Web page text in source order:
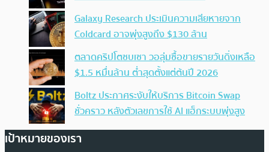
Galaxy Research ประเมินความเสียหายจาก
Coldcard อาจพุ่งสูงถึง $130 ล้าน
ตลาดคริปโตซบเซา วอลุ่มซื้อขายรายวันดิ่งเหลือ
$1.5 หมื่นล้าน ต่ำสุดตั้งแต่ต้นปี 2026
Boltz ประกาศระงับให้บริการ Bitcoin Swap
ชั่วคราว หลังตัวเลขการใช้ AI แฮ็กระบบพุ่งสูง
เป้าหมายของเรา